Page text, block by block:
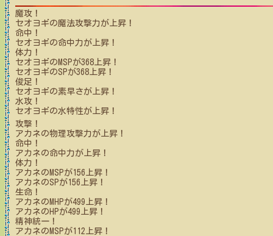
魔攻！
セオヨギの魔法攻撃力が上昇！
命中！
セオヨギの命中力が上昇！
体力！
セオヨギのMSPが368上昇！
セオヨギのSPが368上昇！
俊足！
セオヨギの素早さが上昇！
水攻！
セオヨギの水特性が上昇！
攻撃！
アカネの物理攻撃力が上昇！
命中！
アカネの命中力が上昇！
体力！
アカネのMSPが156 上昇！
アカネのSPが156 上昇！
生命！
アカネのMHPが499 上昇！
アカネのHPが499 上昇！
精神統一！
アカネのMSPが112 上昇！